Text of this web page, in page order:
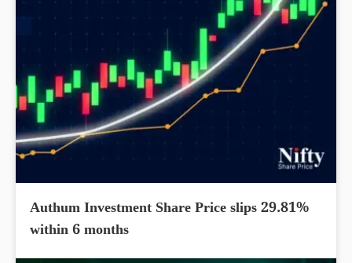
Authum Investment Share Price slips 29.81%
within 6 months